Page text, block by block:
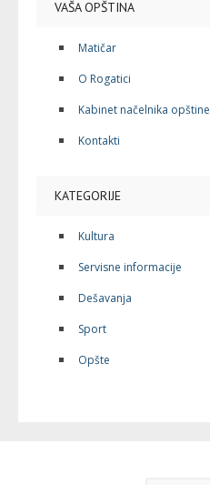
VAŠA OPŠTINA
Matičar
O Rogatici
Kabinet načelnika opštine
Kontakti
KATEGORIJE
Kultura
Servisne informacije
Dešavanja
Sport
Opšte